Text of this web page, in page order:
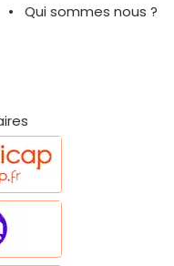
Qui sommes nous ?